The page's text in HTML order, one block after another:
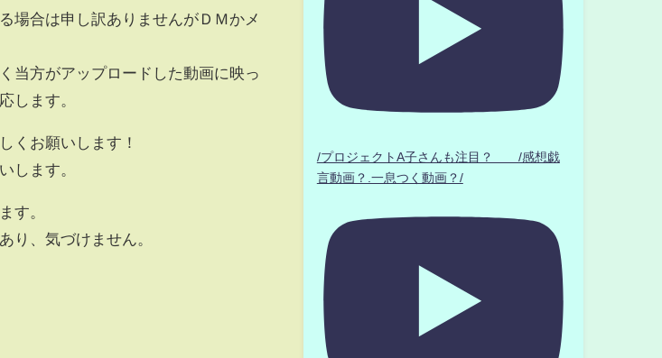
場合は申し訳ありませんがＤＭかメ
当方がアップロードした動画に映っ
します。
くお願いします！
いします。
す。
り、気づけません。
/プロジェクトA子さんも注目？ /感想戯
言動画？.一息つく動画？/